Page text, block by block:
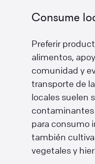
Consume
Preferir
alimentos,
comunidad y
transporte de
locales suelen
para consumo
también
vegetales y